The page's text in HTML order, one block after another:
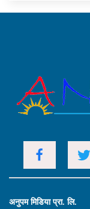
अनुपम मिडिया प्रा. लि.